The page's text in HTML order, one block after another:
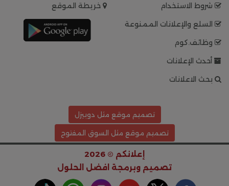
شروط الاستخدام
السلع والإعلانات الممنوعة
وظائف.كوم
أحدث الإعلانات
بحث الاعلانات
خريطة الموقع
تصميم موقع مثل دوبيزل
تصميم موقع مثل السوق المفتوح
إعلانكم © 2026
تصميم وبرمجة افضل الحلول